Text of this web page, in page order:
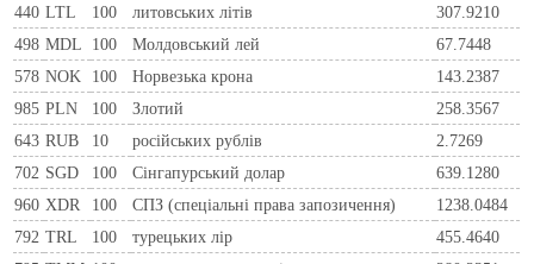
440 LTL 100 литовських літів
307.9210
498 MDL 100 Молдовський лей
67.7448
578 NOK 100 Норвезька крона
143.2387
985 PLN 100 Злотий
258.3567
643 RUB 10 російських рублів
2.7269
702 SGD 100 Сінгапурський долар
639.1280
960 XDR 100 СПЗ (спеціальні права запозичення)
1238.0484
792 TRL 100 турецьких лір
455.4640